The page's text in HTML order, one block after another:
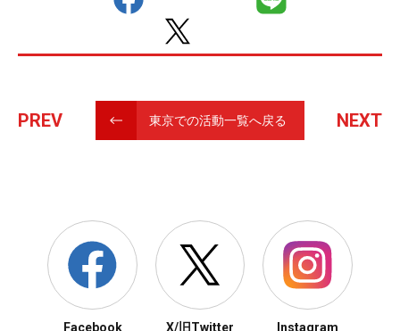
PREV 東京での活動一覧へ戻る NEXT
Facebook X/旧Twitter Instagram